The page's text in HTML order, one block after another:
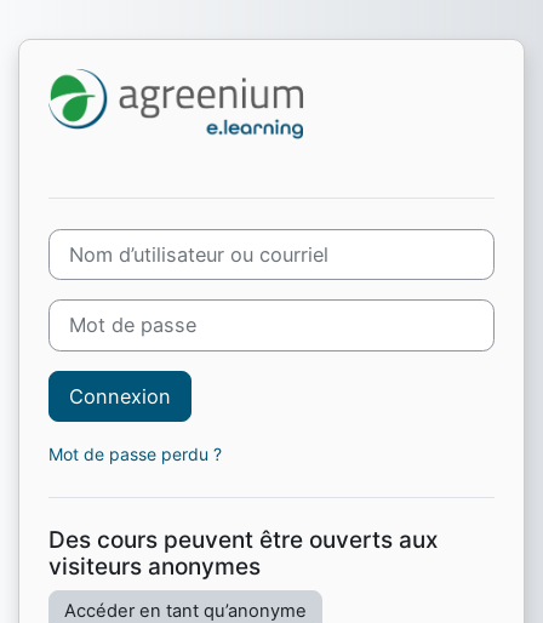
Connexion à
Nom d’utilisateur ou courriel
Mot de passe
Connexion
Mot de passe perdu ?
Des cours peuvent être ouverts aux
visiteurs anonymes
Accéder en tant qu’anonyme